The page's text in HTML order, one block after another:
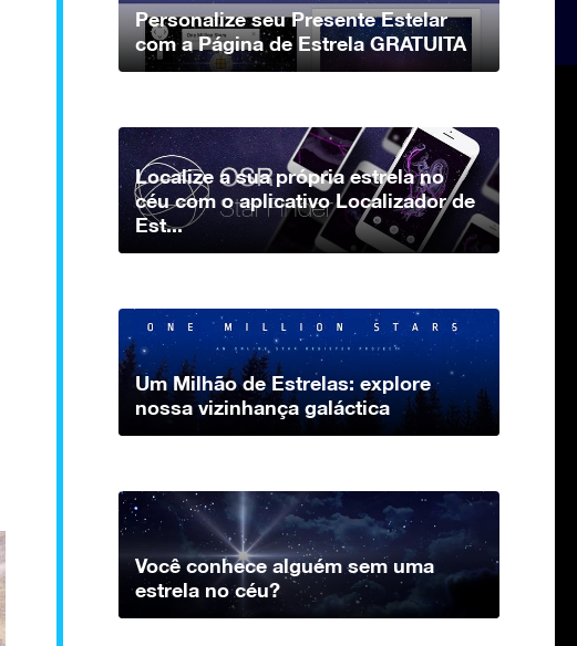
Personalize seu Presente Estelar
com a Página de Estrela GRATUITA
Localize a sua própria estrela no
céu com o aplicativo Localizador de
Est...
Um Milhão de Estrelas: explore
nossa vizinhança galáctica
Você conhece alguém sem uma
estrela no céu?